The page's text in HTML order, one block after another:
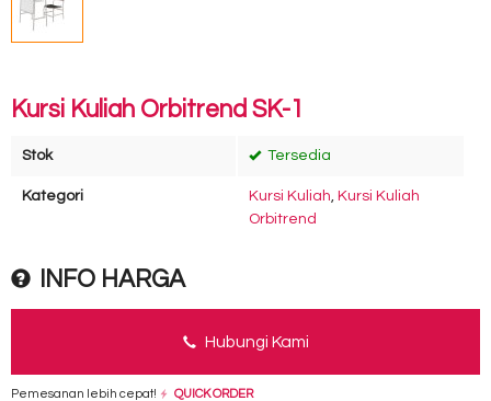
Kursi Kuliah Orbitrend SK-1
Stok Tersedia
Kategori Kursi Kuliah, Kursi Kuliah
Orbitrend
INFO HARGA
Hubungi Kami
Pemesanan lebih cepat! QUICK ORDER